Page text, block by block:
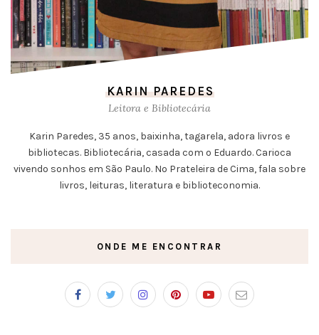
KARIN PAREDES
Leitora e Bibliotecária
Karin Paredes, 35 anos, baixinha, tagarela, adora livros e
bibliotecas. Bibliotecária, casada com o Eduardo. Carioca
vivendo sonhos em São Paulo. No Prateleira de Cima, fala sobre
livros, leituras, literatura e biblioteconomia.
ONDE ME ENCONTRAR